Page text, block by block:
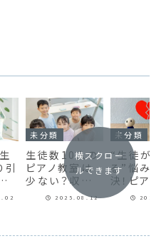
引
立
未分類
生徒数10人の
ピアノ教室は
少ない？収入
の目安と安定
2025.08.12
未分類
“生徒が
る”悩み
決！ピア
が今すぐ
横スクロー
ルできます